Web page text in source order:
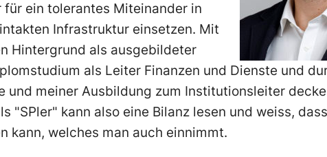
ein tolerantes Miteinander in
Infrastruktur einsetzen. Mit
Hintergrund als ausgebildeter
als Leiter Finanzen und Dienste und
und meiner Ausbildung zum Institutionsleiter
"SPler" kann also eine Bilanz lesen und weiss,
kann, welches man auch einnimmt.